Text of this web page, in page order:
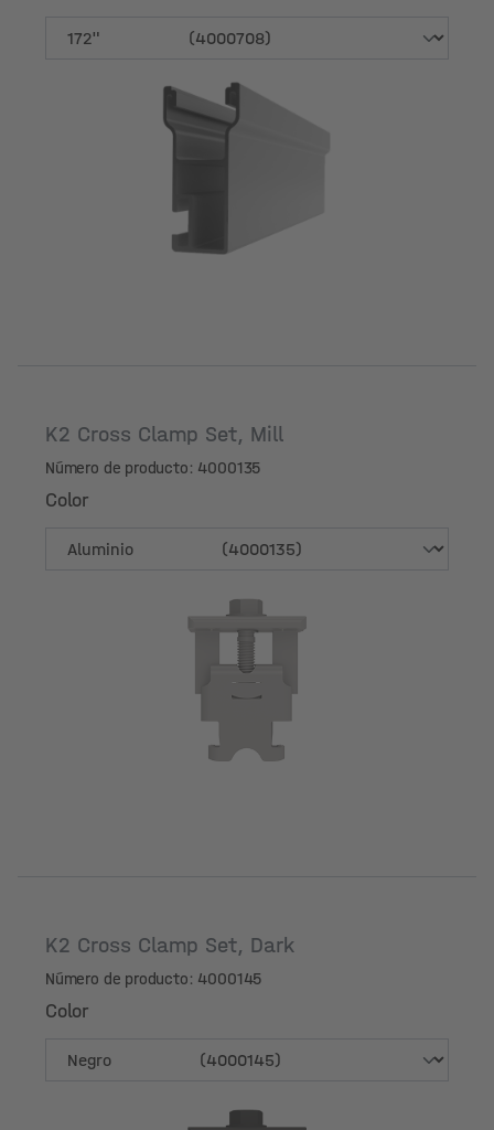
K2 Cross Clamp Set, Mill
Número de producto: 4000135
Color
K2 Cross Clamp Set, Dark
Número de producto: 4000145
Color